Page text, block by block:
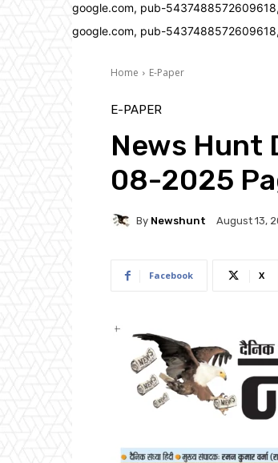
google.com, pub-
google.com, pub-
Home E-Paper
E-PAPER
News Hunt
08-2025
By Newshunt August 13,
Facebook X